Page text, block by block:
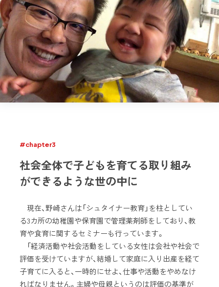
#chapter3
社会全体で子どもを育てる取り組み
ができるような世の中に
現在、野崎さんは「シュタイナー教育」を柱としてい
る3カ所の幼稚園や保育園で管理薬剤師をしており、教
育や食育に関するセミナーも行っています。
「経済活動や社会活動をしている女性は会社や社会で
評価を受けていますが、結婚して家庭に入り出産を経て
子育てに入ると、一時的にせよ、仕事や活動をやめなけ
ればなりません。主婦や母親というのは評価の基準が